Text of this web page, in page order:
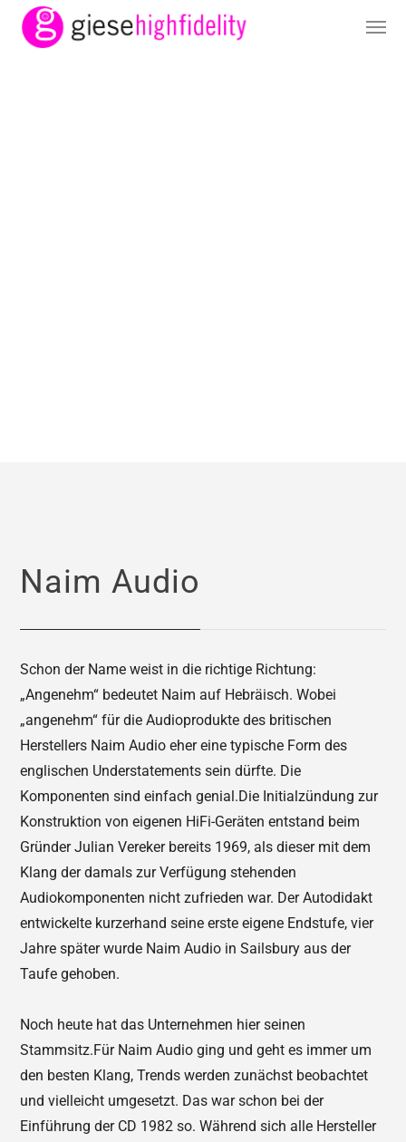
Naim Audio
Schon der Name weist in die richtige Richtung:
„Angenehm“ bedeutet Naim auf Hebräisch. Wobei
„angenehm“ für die Audioprodukte des britischen
Herstellers Naim Audio eher eine typische Form des
englischen Understatements sein dürfte. Die
Komponenten sind einfach genial.Die Initialzündung zur
Konstruktion von eigenen HiFi-Geräten entstand beim
Gründer Julian Vereker bereits 1969, als dieser mit dem
Klang der damals zur Verfügung stehenden
Audiokomponenten nicht zufrieden war. Der Autodidakt
entwickelte kurzerhand seine erste eigene Endstufe, vier
Jahre später wurde Naim Audio in Sailsbury aus der
Taufe gehoben.
Noch heute hat das Unternehmen hier seinen
Stammsitz.Für Naim Audio ging und geht es immer um
den besten Klang, Trends werden zunächst beobachtet
und vielleicht umgesetzt. Das war schon bei der
Einführung der CD 1982 so. Während sich alle Hersteller